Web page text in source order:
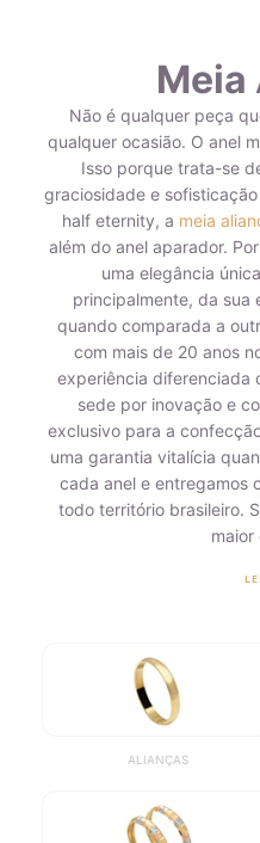
Meia
Não é qualquer peça
qualquer ocasião. O anel
Isso porque trata-se
graciosidade e
half eternity, a meia
além do anel aparador.
uma elegância
principalmente, da sua
quando comparada a
com mais de 20 anos
experiência diferenciada
sede por inovação e
exclusivo para a
uma garantia vitalícia
cada anel e entregamos
todo território brasileiro.
maior
ALIANÇAS